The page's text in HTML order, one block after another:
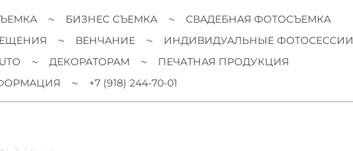
БИЗНЕС СЪЕМКА
СВАДЕБНАЯ ФОТОСЪЕМКА
ВЕНЧАНИЕ
ИНДИВИДУАЛЬНЫЕ ФОТОСЕССИИ
ДЕКОРАТОРАМ
ПЕЧАТНАЯ ПРОДУКЦИЯ
+7 (918) 244-70-01